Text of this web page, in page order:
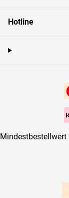
Hotline
Mindestbestellwert